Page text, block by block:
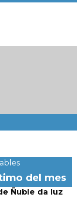
del mes
Ñuble da luz